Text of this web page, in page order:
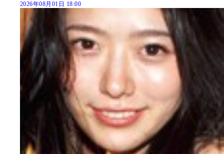
2026年08月01日 18:00